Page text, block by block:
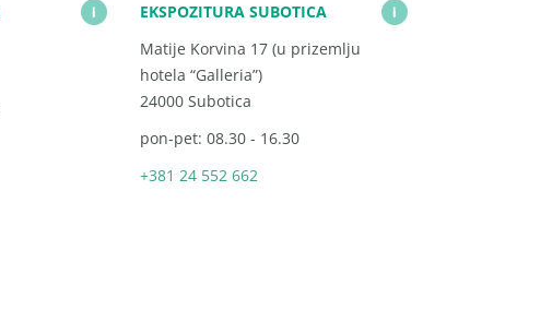
i
EKSPOZITURA SUBOTICA
Matije Korvina 17 (u prizemlju
hotela “Galleria”)
24000 Subotica
pon-pet: 08.30 - 16.30
+381 24 552 662
i